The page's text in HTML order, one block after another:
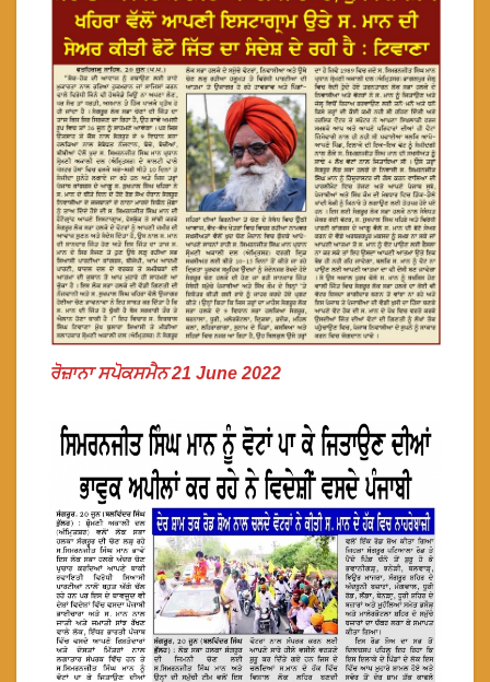
ਰੋਜ਼ਾਨਾ ਸਪੋਕਸਮੈਨ 21 June 2022